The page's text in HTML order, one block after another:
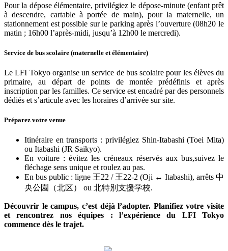
Pour la dépose élémentaire, privilégiez le dépose-minute (enfant prêt
à descendre, cartable à portée de main), pour la maternelle, un
stationnement est possible sur le parking après l’ouverture (08h20 le
matin ; 16h00 l’après-midi, jusqu’à 12h00 le mercredi).
Service de bus scolaire (maternelle et élémentaire)
Le LFI Tokyo organise un service de bus scolaire pour les élèves du
primaire, au départ de points de montée prédéfinis et après
inscription par les familles. Ce service est encadré par des personnels
dédiés et s’articule avec les horaires d’arrivée sur site.
Préparez votre venue
Itinéraire en transports : privilégiez Shin-Itabashi (Toei Mita)
ou Itabashi (JR Saikyo).
En voiture : évitez les créneaux réservés aux bus,suivez le
fléchage sens unique et roulez au pas.
En bus public : ligne 王22 /王22-2 (Oji ↔ Itabashi), arrêts 中
央公園（北区）
ou 北特別支援学校.
Découvrir le campus, c’est déjà l’adopter. Planifiez votre visite
et rencontrez nos équipes : l’expérience du LFI Tokyo
commence dès le trajet.